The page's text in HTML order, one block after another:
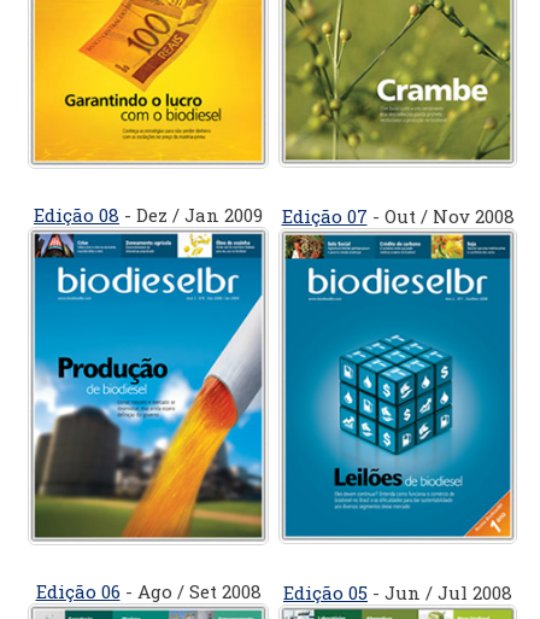
Edição 08 - Dez / Jan 2009 Edição 07 - Out / Nov 2008
Edição 06- Ago / Set 2008 Edição 05 - Jun / Jul 2008